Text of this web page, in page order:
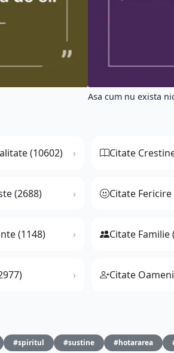
Asa cum nu exista
(10602) Citate
(2688) Citate Fericire
(1148) Citate Familie
Citate
#spiritul #sustine #hotararea